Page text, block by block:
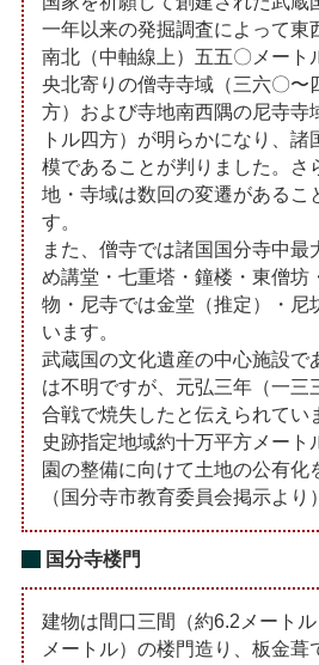
一年以来の発掘調査によって東
南北（中軸線上）五五〇メート
央北寄りの僧寺寺域（三六〇〜
方）および寺地南西隅の尼寺寺
トル四方）が明らかになり、諸
模であることが判りました。さ
地・寺域は数回の変遷があるこ
す。
また、僧寺では諸国国分寺中最
め講堂・七重塔・鐘楼・東僧坊
物・尼寺では金堂（推定）・尼
います。
武蔵国の文化遺産の中心施設で
は不明ですが、元弘三年（一三
合戦で焼失したと伝えられてい
史跡指定地域約十万平方メート
園の整備に向けて土地の公有化
（国分寺市教育委員会掲示より）
国分寺楼門
建物は間口三間（約6.2メート
メートル）の楼門造り、板金葺